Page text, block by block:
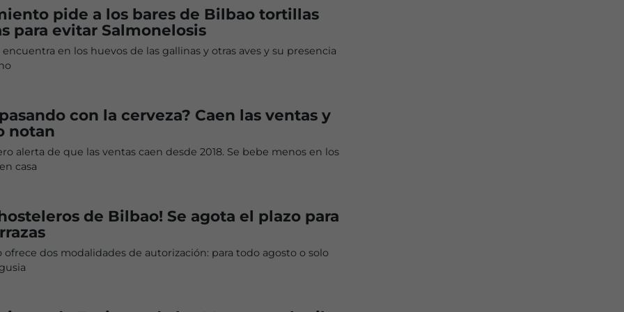
pide a los bares de Bilbao tortillas
para evitar Salmonelosis
encuentra en los huevos de las gallinas y otras aves y su presencia
con la cerveza? Caen las ventas y
notan
alerta de que las ventas caen desde 2018. Se bebe menos en los
casa
de Bilbao! Se agota el plazo para
dos modalidades de autorización: para todo agosto o solo